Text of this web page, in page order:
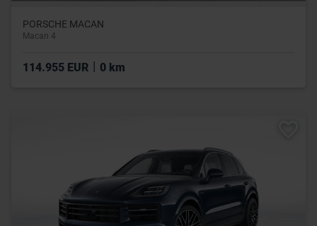
PORSCHE MACAN
Macan 4
114.955 EUR 0 km